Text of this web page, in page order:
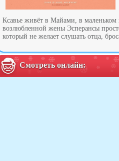
Ксавье живёт в Майами, в маленьком
возлюбленной жены Эсперансы
который не желает слушать отца,
Смотреть онлайн: